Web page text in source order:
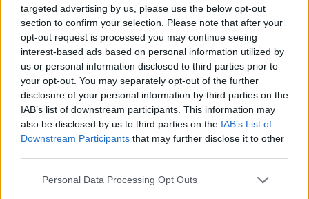
targeted advertising by us, please use the below opt-out
section to confirm your selection. Please note that after your
opt-out request is processed you may continue seeing
interest-based ads based on personal information utilized by
us or personal information disclosed to third parties prior to
your opt-out. You may separately opt-out of the further
disclosure of your personal information by third parties on the
IAB’s list of downstream participants. This information may
also be disclosed by us to third parties on the IAB’s List of
Downstream Participants that may further disclose it to other
Personal Data Processing Opt Outs
maglia Engelhardt con Mazzitelli. Avanti spazio a
Belotti, scivola in panchina Cutrone. Difesa
diretta da Dossena.
Le probabili formazioni di Empoli-
Como
EMPOLI (3-4-2-1):Vasquez; Viti, Ismajli, De
Sciglio; Gyasi, Maleh, Anjorin, Pezzella;
Fazzini, Solbakken; Colombo. All. D'Aversa.